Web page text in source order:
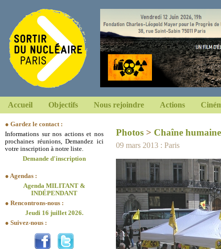
Accueil Objectifs Nous rejoindre Actions
● Gardez le contact :
Informations sur nos actions et nos
prochaines réunions, Demandez ici
votre inscription à notre liste.
Demande d'inscription
● Agendas :
Agenda MILITANT &
INDÉPENDANT
● Rencontrons-nous :
Jeudi 16 juillet 2026.
● Suivez-nous :
Photos > Chaîne humaine
09 mars 2013 : Paris